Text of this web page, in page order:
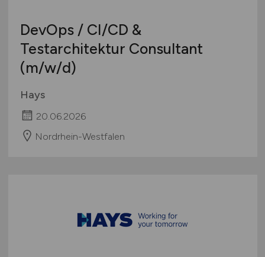
DevOps / CI/CD &
Testarchitektur Consultant
(m/w/d)
Hays
20.06.2026
Nordrhein-Westfalen